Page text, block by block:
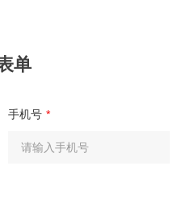
单
手机号 *